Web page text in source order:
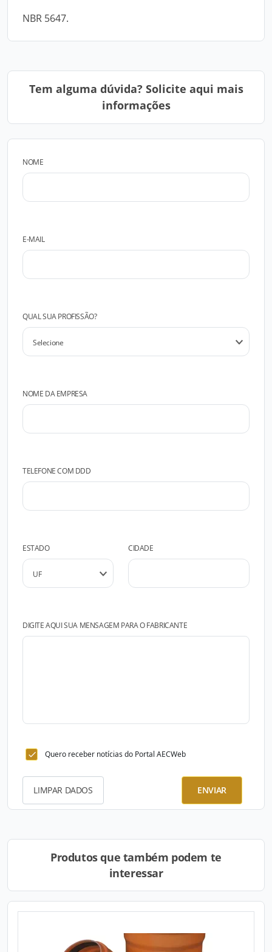
NBR 5647.
Tem alguma dúvida? Solicite aqui mais
informações
NOME
E-MAIL
QUAL SUA PROFISSÃO?
NOME DA EMPRESA
TELEFONE COM DDD
ESTADO CIDADE
DIGITE AQUI SUA MENSAGEM PARA O FABRICANTE
Quero receber notícias do Portal AECWeb
LIMPAR DADOS ENVIAR
Produtos que também podem te
interessar